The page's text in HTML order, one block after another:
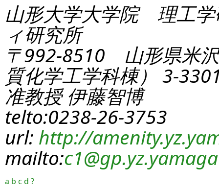
山形大学大学院 理工学
ィ研究所
〒992-8510 山形県米
質化学工学科棟） 3-
准教授 伊藤智博
telto:0238-26-3753
url: http://
mailto:c1
a b c d ?